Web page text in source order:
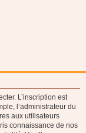
L’inscription est
l’administrateur du
aux utilisateurs
connaissance de nos